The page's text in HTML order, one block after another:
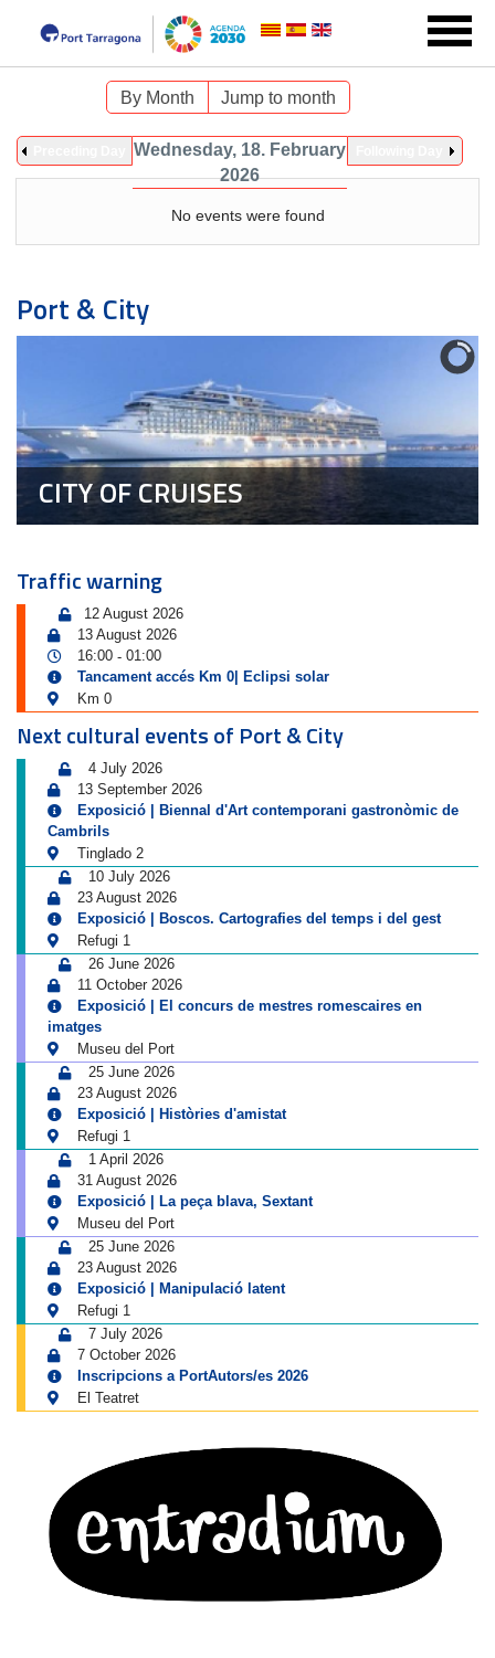
By Month Jump to month
Wednesday, 18. February
2026
No events were found
Port & City
CITY OF CRUISES
Traffic warning
12 August 2026
13 August 2026
16:00 - 01:00
Tancament accés Km 0| Eclipsi solar
Km 0
Next cultural events of Port & City
4 July 2026
13 September 2026
Exposició | Biennal d'Art contemporani gastronòmic de
Cambrils
Tinglado 2
10 July 2026
23 August 2026
Exposició | Boscos. Cartografies del temps i del gest
Refugi 1
26 June 2026
11 October 2026
Exposició | El concurs de mestres romescaires en
imatges
Museu del Port
25 June 2026
23 August 2026
Exposició | Històries d'amistat
Refugi 1
1 April 2026
31 August 2026
Exposició | La peça blava, Sextant
Museu del Port
25 June 2026
23 August 2026
Exposició | Manipulació latent
Refugi 1
7 July 2026
7 October 2026
Inscripcions a PortAutors/es 2026
El Teatret